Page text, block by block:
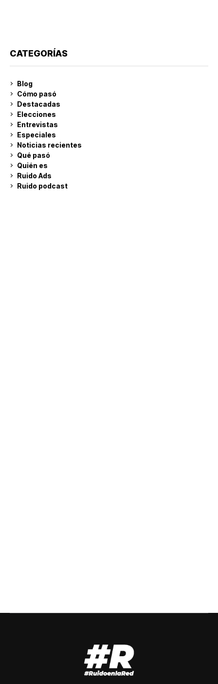
CATEGORÍAS
Blog
Cómo pasó
Destacadas
Elecciones
Entrevistas
Especiales
Noticias recientes
Qué pasó
Quién es
Ruido Ads
Ruido podcast